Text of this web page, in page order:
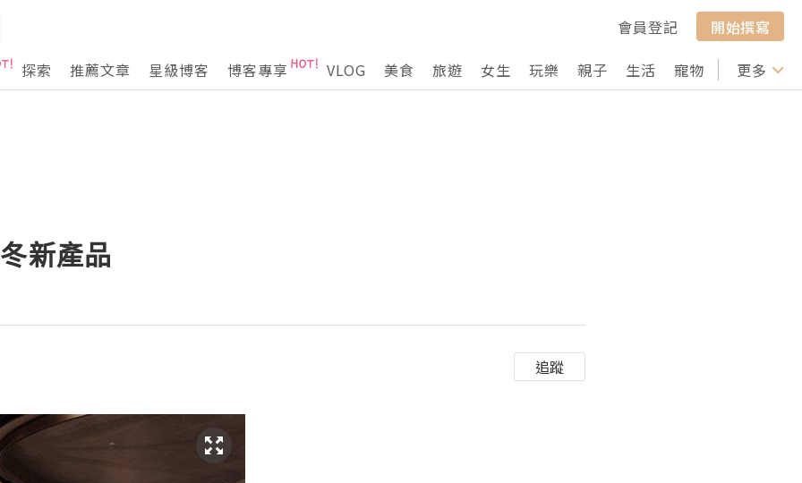
會員登記
開始撰寫
探索
推薦文章 星級博客 博客專享 VLOG 美食 旅遊 女生 玩樂 親子 生活 寵物 行山 打卡
更多
新產品
追蹤